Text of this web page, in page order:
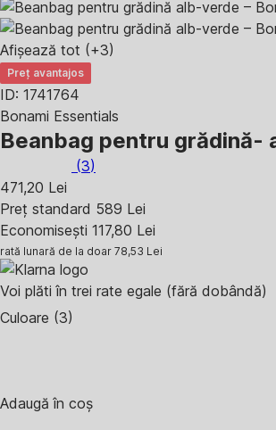
Afișează tot (+3)
Preț avantajos
ID: 1741764
Bonami Essentials
Beanbag pentru grădină-
(3)
471,20 Lei
Preț standard 589 Lei
Economisești 117,80 Lei
rată lunară de la doar 78,53 Lei
Voi plăti în trei rate egale (fără dobândă)
Culoare (3)
Adaugă în coș